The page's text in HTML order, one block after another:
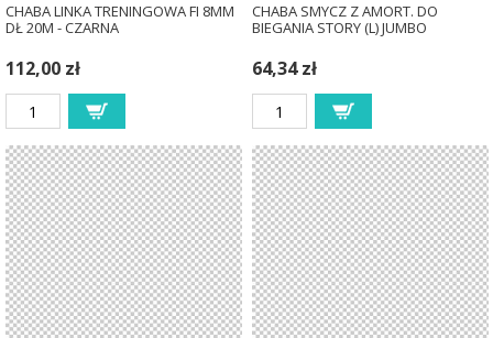
CHABA LINKA TRENINGOWA FI 8MM
DŁ 20M - CZARNA
112,00 zł
CHABA SMYCZ Z AMORT. DO
BIEGANIA STORY (L) JUMBO
64,34 zł